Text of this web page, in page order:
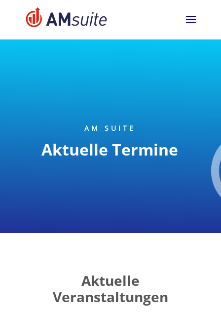
jQuery(function($){ $('.logo_container
a').removeAttr('href'); });
AM SUITE
Aktuelle Termine
Aktuelle
Veranstaltungen